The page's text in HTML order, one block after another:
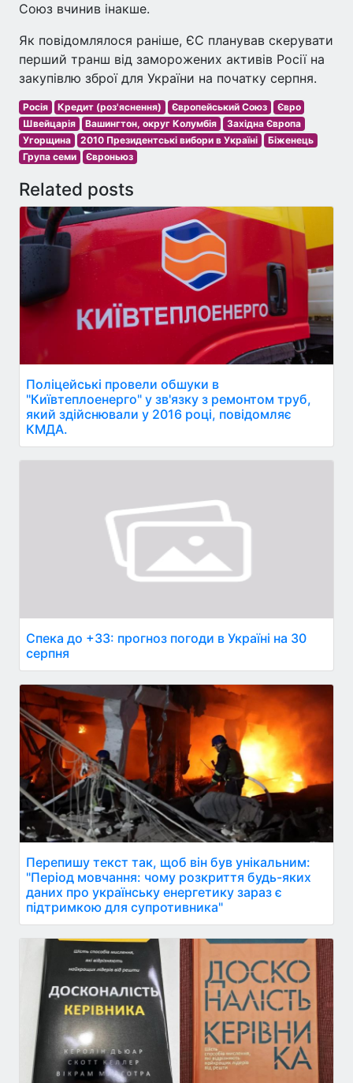
Союз вчинив інакше.
Як повідомлялося раніше, ЄС планував скерувати
перший транш від заморожених активів Росії на
закупівлю зброї для України на початку серпня.
Росія Кредит (роз'яснення) Європейський Союз
Євро
Швейцарія
Вашингтон, округ Колумбія
Західна Європа
Угорщина
2010 Президентські вибори в Україні
Біженець
Група семи
Євроньюз
Related posts
Поліцейські провели обшуки в
"Київтеплоенерго" у зв'язку з ремонтом труб,
який здійснювали у 2016 році, повідомляє
КМДА.
Спека до +33: прогноз погоди в Україні на 30
серпня
Перепишу текст так, щоб він був унікальним:
"Період мовчання: чому розкриття будь-яких
даних про українську енергетику зараз є
підтримкою для супротивника"